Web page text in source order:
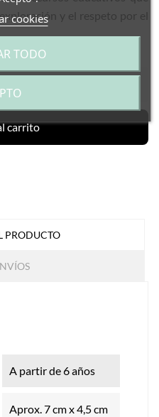
y el respeto por el
carrito
PRODUCTO
A partir de 6 años
Aprox. 7 cm x 4,5 cm
cookies
TODO